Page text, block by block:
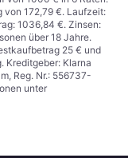
von 172,79 €. Laufzeit:
1036,84 €. Zinsen:
über 18 Jahre.
25 € und
Kreditgeber: Klarna
Reg. Nr.: 556737-
unter